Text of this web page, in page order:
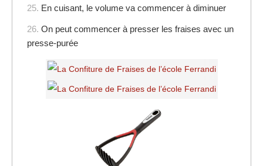
25. En cuisant, le volume va commencer à diminuer
26. On peut commencer à presser les fraises avec un
presse-purée